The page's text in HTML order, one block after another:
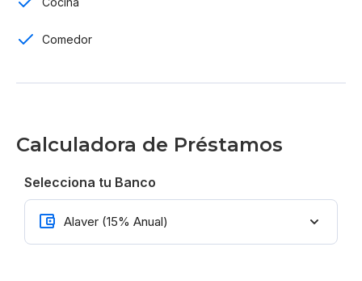
Comedor
Calculadora de Préstamos
Selecciona tu Banco